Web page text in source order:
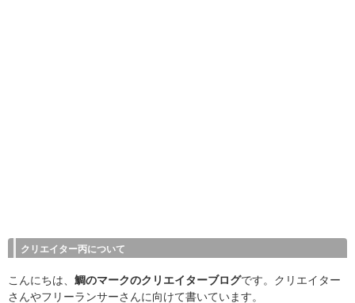
クリエイター丙について
こんにちは、 鯛のマークのクリエイターブログです。クリエイター
さんやフリーランサーさんに向けて書いています。